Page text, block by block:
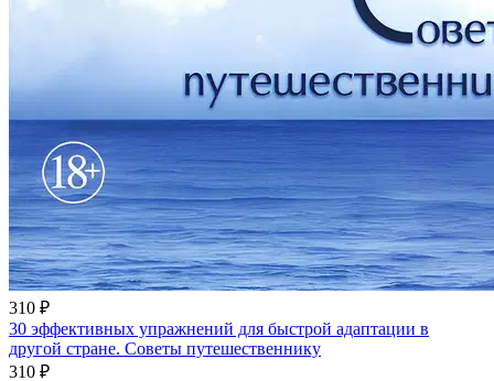
310 ₽
30 эффективных упражнений для быстрой адаптации в
другой стране. Советы путешественнику
310 ₽